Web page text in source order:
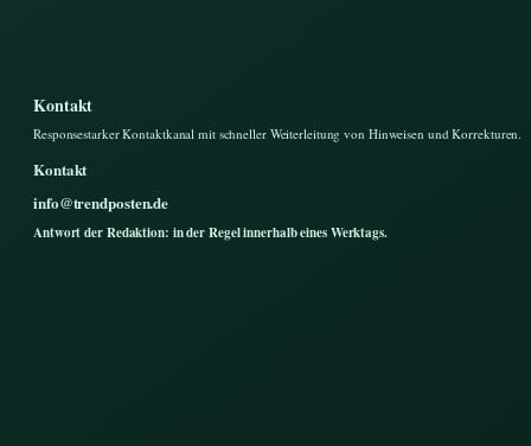
Kontakt
Responsestarker Kontaktkanal mit schneller Weiterleitung von Hinweisen und Korrekturen.
Kontakt
info@trendposten.de
Antwort der Redaktion: in der Regel innerhalb eines Werktags.